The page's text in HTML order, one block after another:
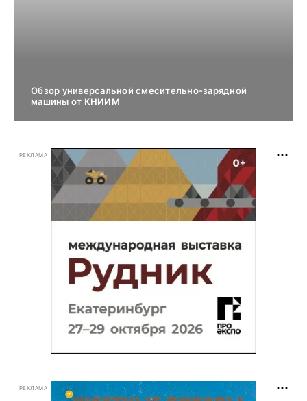
Обзор универсальной смесительно-зарядной
машины от КНИИМ
РЕКЛАМА
РЕКЛАМА